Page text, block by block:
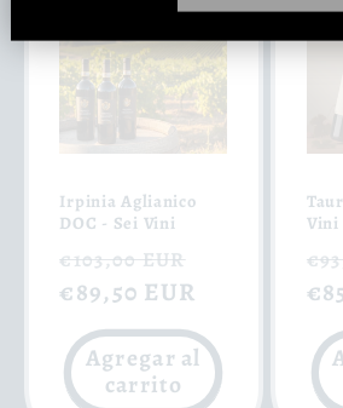
Irpinia Aglianico
DOC - Sei Vini
Precio
habitual
€103,00 EUR
€89,50 EUR
Agregar al
carrito
Vini